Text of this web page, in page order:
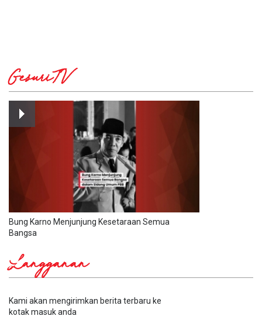
GesuriTV
Bung Karno Menjunjung Kesetaraan Semua
Bangsa
Langganan
Kami akan mengirimkan berita terbaru ke
kotak masuk anda